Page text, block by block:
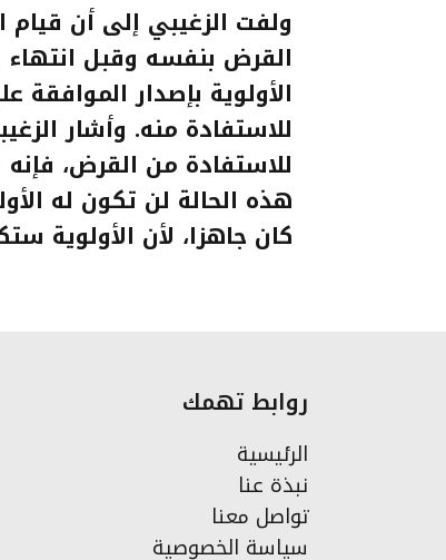
ولفت الزغيبي إلى أن
القرض بنفسه وقبل انتهاء
الأولوية بإصدار
للاستفادة منه. وأشار
للاستفادة من القرض،
هذه الحالة لن تكون له
كان جاهزا، لأن الأولوية
روابط تهمك
الرئيسية
نبذة عنا
تواصل معنا
سياسة الخصوصية